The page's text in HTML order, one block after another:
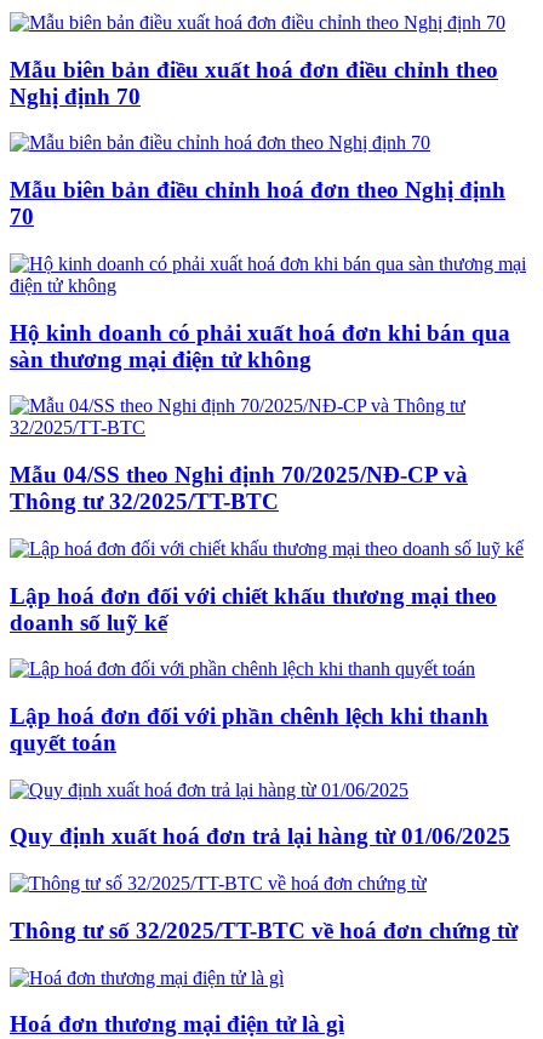
Mẫu biên bản điều xuất hoá đơn điều chỉnh theo
Nghị định 70
Mẫu biên bản điều chỉnh hoá đơn theo Nghị định
70
Hộ kinh doanh có phải xuất hoá đơn khi bán qua
sàn thương mại điện tử không
Mẫu 04/SS theo Nghi định 70/2025/NĐ-CP và
Thông tư 32/2025/TT-BTC
Lập hoá đơn đối với chiết khấu thương mại theo
doanh số luỹ kế
Lập hoá đơn đối với phần chênh lệch khi thanh
quyết toán
Quy định xuất hoá đơn trả lại hàng từ 01/06/2025
Thông tư số 32/2025/TT-BTC về hoá đơn chứng từ
Hoá đơn thương mại điện tử là gì